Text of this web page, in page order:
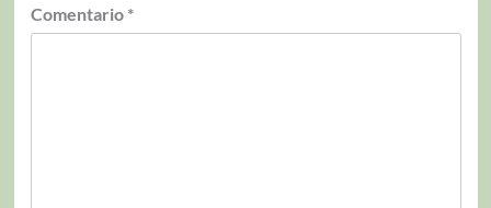
Comentario *